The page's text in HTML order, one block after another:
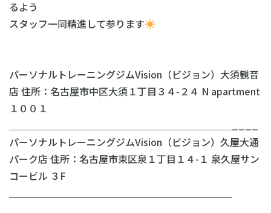
るよう
スタッフ一同精進して参ります
パーソナルトレーニングジムVision（ビジョン）大須観音
店 住所：名古屋市中区大須１丁目３４-２４ N apartment
１００１
パーソナルトレーニングジムVision（ビジョン）久屋大通
パーク店 住所：名古屋市東区泉１丁目１４-１ 泉久屋サン
コービル ３F